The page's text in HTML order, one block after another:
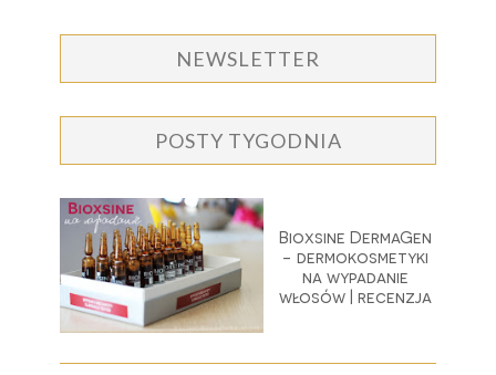
NEWSLETTER
POSTY TYGODNIA
Bioxsine DermaGen
- dermokosmetyki
na wypadanie
włosów | recenzja